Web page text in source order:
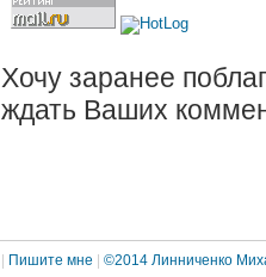
Хочу заранее
ждать Ваших
Пишите мне ©2014 Линниченко